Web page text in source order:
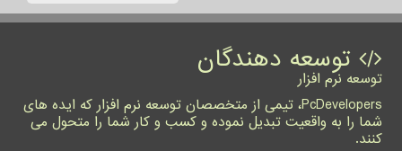
توسعه دهندگان
توسعه نرم افزار
PcDevelopers، تیمی از متخصصان توسعه نرم افزار که ایده های
شما را به واقعیت تبدیل نموده و کسب و کار شما را متحول می
کنند.